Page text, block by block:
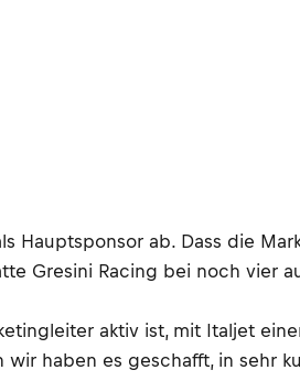
ab. Dass die
Gresini Racing bei noch vier
aktiv ist, mit Italjet
haben es geschafft, in sehr